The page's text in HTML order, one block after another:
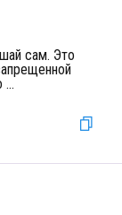
сам. Это
...